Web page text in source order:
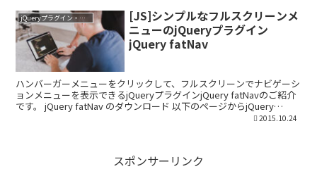
jQueryプラグイン・ライブラリ
[JS]シンプルなフルスクリーンメ
ニューのjQueryプラグイン
jQuery fatNav
ハンバーガーメニューをクリックして、フルスクリーンでナビゲーシ
ョンメニューを表示できるjQueryプラグインjQuery fatNavのご紹介
です。 jQuery fatNav のダウンロード 以下のページからjQuery
2015.10.24
スポンサーリンク